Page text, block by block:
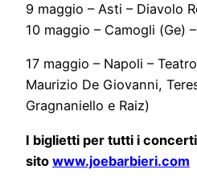
9 maggio – Asti – Diavolo
10 maggio – Camogli (Ge)
17 maggio – Napoli –
Maurizio De Giovanni,
Gragnaniello e Raiz)
I biglietti per tutti i
sito www.joebarbieri.com